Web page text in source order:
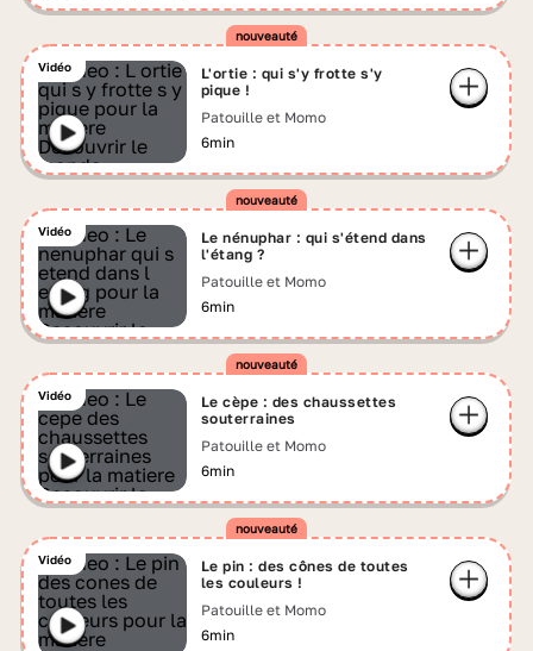
Vidéo
L'ortie : qui s'y frotte s'y
pique !
Patouille et Momo
6min
Vidéo
Le nénuphar : qui s'étend dans
l'étang ?
Patouille et Momo
6min
Vidéo
Le cèpe : des chaussettes
souterraines
Patouille et Momo
6min
Vidéo
Le pin : des cônes de toutes
les couleurs !
Patouille et Momo
6min